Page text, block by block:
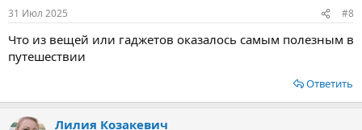
31 Июл 2025 #8
Что из вещей или гаджетов оказалось самым полезным в
путешествии
Ответить
Лилия Козакевич